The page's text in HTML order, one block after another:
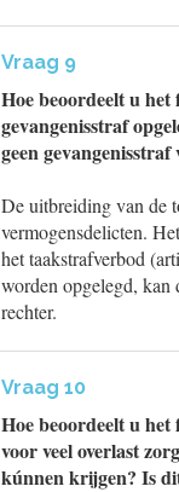
Vraag 9
Hoe beoordeelt u
gevangenisstraf
geen
De uitbreiding van de
vermogensdelicten.
het taakstrafverbod
worden opgelegd, kan
rechter.
Vraag 10
Hoe beoordeelt u het
voor veel overlast
kúnnen krijgen? Is